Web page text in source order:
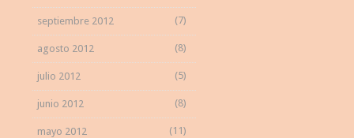
septiembre 2012 (7)
agosto 2012 (8)
julio 2012 (5)
junio 2012 (8)
mayo 2012 (11)